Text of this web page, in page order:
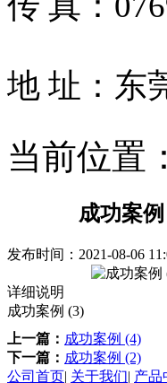
地 址：东
当前位置：
成功案
发布时间： 2021-08-06
详细说明
成功案例 (3)
上一篇： 成功案例 (4)
下一篇： 成功案例 (2)
公司首页| 关于我们| 产品